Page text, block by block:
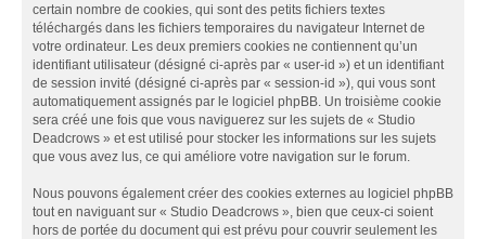
certain nombre de cookies, qui sont des petits fichiers textes
téléchargés dans les fichiers temporaires du navigateur Internet de
votre ordinateur. Les deux premiers cookies ne contiennent qu’un
identifiant utilisateur (désigné ci-après par « user-id ») et un identifiant
de session invité (désigné ci-après par « session-id »), qui vous sont
automatiquement assignés par le logiciel phpBB. Un troisième cookie
sera créé une fois que vous naviguerez sur les sujets de « Studio
Deadcrows » et est utilisé pour stocker les informations sur les sujets
que vous avez lus, ce qui améliore votre navigation sur le forum.
Nous pouvons également créer des cookies externes au logiciel phpBB
tout en naviguant sur « Studio Deadcrows », bien que ceux-ci soient
hors de portée du document qui est prévu pour couvrir seulement les